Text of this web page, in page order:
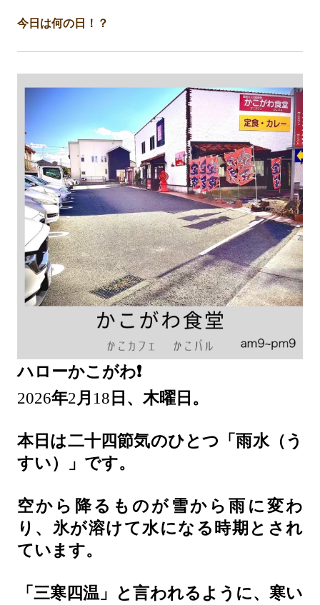
今日は何の日！？
ハローかこがわ❗️
2026年2 月 18 日、木曜日。
本日は二十四節気のひとつ「雨水（う
すい）」です。
空から降るものが雪から雨に変わ
り、氷が溶けて水になる時期とされ
ています。
「三寒四温」と言われるように、寒い